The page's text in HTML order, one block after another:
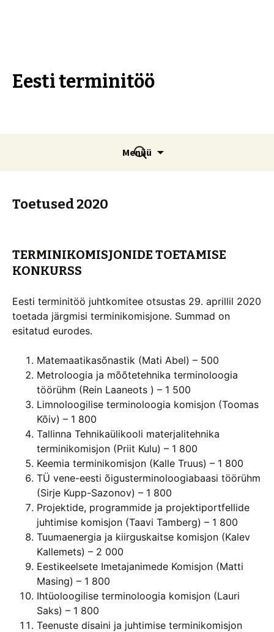
Eesti terminitöö
Menüü
juurde
Otsi:
Toetused 2020
TERMINIKOMISJONIDE TOETAMISE
KONKURSS
Eesti terminitöö juhtkomitee otsustas 29. aprillil 2020
toetada järgmisi terminikomisjone. Summad on
esitatud eurodes.
Matemaatikasõnastik (Mati Abel) – 500
Metroloogia ja mõõtetehnika terminoloogia
töörühm (Rein Laaneots ) – 1 500
Limnoloogilise terminoloogia komisjon (Toomas
Kõiv) – 1 800
Tallinna Tehnikaülikooli materjalitehnika
terminikomisjon (Priit Kulu) – 1 800
Keemia terminikomisjon (Kalle Truus) – 1 800
TÜ vene-eesti õigusterminoloogiabaasi töörühm
(Sirje Kupp-Sazonov) – 1 800
Projektide, programmide ja projektiportfellide
juhtimise komisjon (Taavi Tamberg) – 1 800
Tuumaenergia ja kiirguskaitse komisjon (Kalev
Kallemets) – 2 000
Eestikeelsete Imetajanimede Komisjon (Matti
Masing) – 1 800
Ihtüoloogilise terminoloogia komisjon (Lauri
Saks) – 1 800
Teenuste disaini ja juhtimise terminikomisjon